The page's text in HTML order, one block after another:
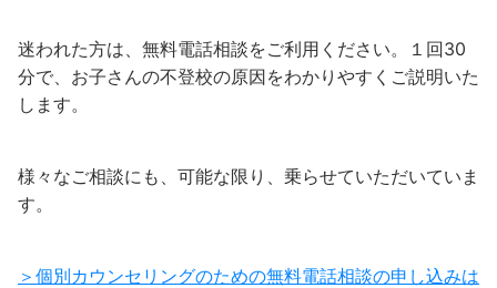
迷われた方は、無料電話相談をご利用ください。１回30
分で、お子さんの不登校の原因をわかりやすくご説明いた
します。
様々なご相談にも、可能な限り、乗らせていただいていま
す。
＞個別カウンセリングのための無料電話相談の申し込みは